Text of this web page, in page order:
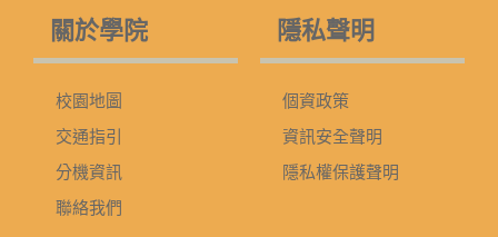
關於學院
校園地圖
交通指引
分機資訊
聯絡我們
隱私聲明
個資政策
資訊安全聲明
隱私權保護聲明